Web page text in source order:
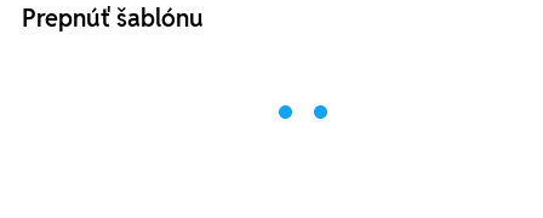
Prepnúť šablónu